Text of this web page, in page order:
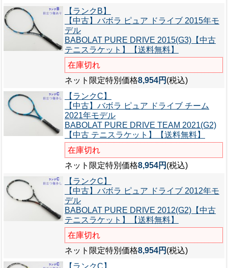
【ランクB】
【中古】バボラ ピュア ドライブ 2015年モ
デル
BABOLAT PURE DRIVE 2015(G3)【中古
テニスラケット】【送料無料】
在庫切れ
ネット限定特別価格8,954円 (税込)
【ランクC】
【中古】バボラ ピュア ドライブ チーム
2021年モデル
BABOLAT PURE DRIVE TEAM 2021(G2)
【中古 テニスラケット】【送料無料】
在庫切れ
ネット限定特別価格8,954円 (税込)
【ランクC】
【中古】バボラ ピュア ドライブ 2012年モ
デル
BABOLAT PURE DRIVE 2012(G2)【中古
テニスラケット】【送料無料】
在庫切れ
ネット限定特別価格8,954円 (税込)
【ランクC】